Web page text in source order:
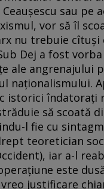
sau
vor să îl
nu trebuie
Dej a fost
ale angrenajului
naţionalismului.
istorici îndatoraţi
să scoată
l fie cu
teoretician
iar a-l
este
justificare